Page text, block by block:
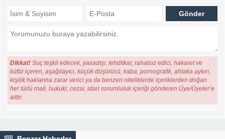
Dikkat! Suç teşkil edecek, yasadışı, tehditkar, rahatsız edici, hakaret ve
küfür içeren, aşağılayıcı, küçük düşürücü, kaba, pornografik, ahlaka aykırı,
kişilik haklarına zarar verici ya da benzeri niteliklerde içeriklerden doğan
her türlü mali, hukuki, cezai, idari sorumluluk içeriği gönderen Üye/Üyeler’e
aittir.